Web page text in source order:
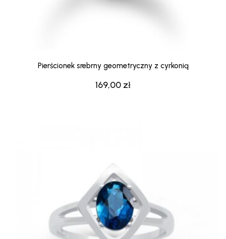
169,00 zł
Pierścionek srebrny geometryczny z cyrkonią